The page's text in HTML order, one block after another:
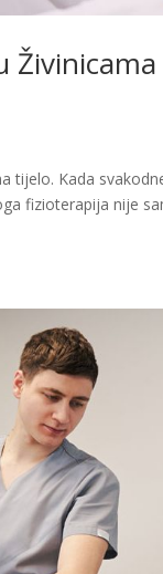
tijelo. Kada
fizioterapija nije